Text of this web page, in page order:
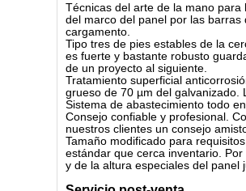
Técnicas del arte de la mano
del marco del panel por las
cargamento.
Tipo tres de pies estables de la
es fuerte y bastante robusto
de un proyecto al siguiente.
Tratamiento superficial
grueso de 70 µm del galvanizado.
Sistema de abastecimiento todo
Consejo confiable y profesional.
nuestros clientes un consejo
Tamaño modificado para
estándar que cerca inventario.
y de la altura especiales del panel